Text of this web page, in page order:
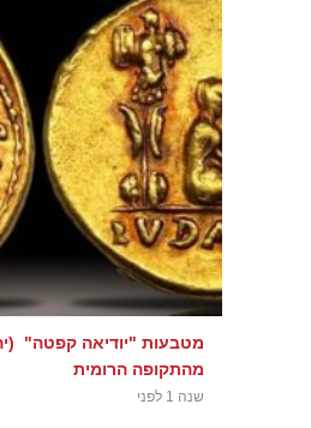
מטבעות "יודיאה קפטה"
מהתקופה הרומית
שנה 1 לפני